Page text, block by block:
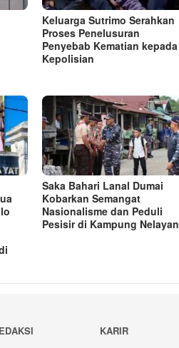
Keluarga Sutrimo Serahkan
Proses Penelusuran
Penyebab Kematian kepada
Kepolisian
Saka Bahari Lanal Dumai
Kobarkan Semangat
Nasionalisme dan Peduli
Pesisir di Kampung Nelayan
KARIR